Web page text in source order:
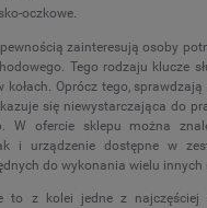
oczkowe.
zainteresują osoby
Tego rodzaju klucze
kołach. Oprócz tego,
się niewystarczająca do
W ofercie sklepu można
i urządzenie dostępne w
do wykonania wielu innych
to z kolei jedne z najczęściej